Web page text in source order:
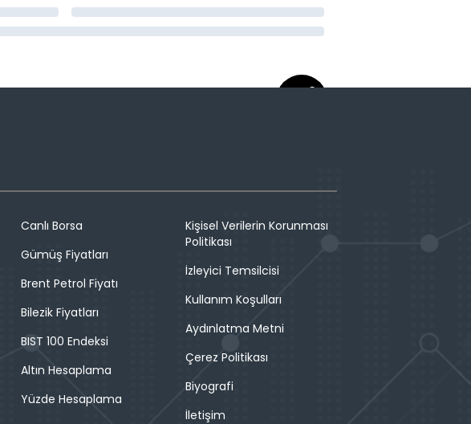
Canlı Borsa
Gümüş Fiyatları
Brent Petrol Fiyatı
Bilezik Fiyatları
BIST 100 Endeksi
Altın Hesaplama
Yüzde Hesaplama
Kişisel Verilerin Korunması
Politikası
İzleyici Temsilcisi
Kullanım Koşulları
Aydınlatma Metni
Çerez Politikası
Biyografi
İletişim